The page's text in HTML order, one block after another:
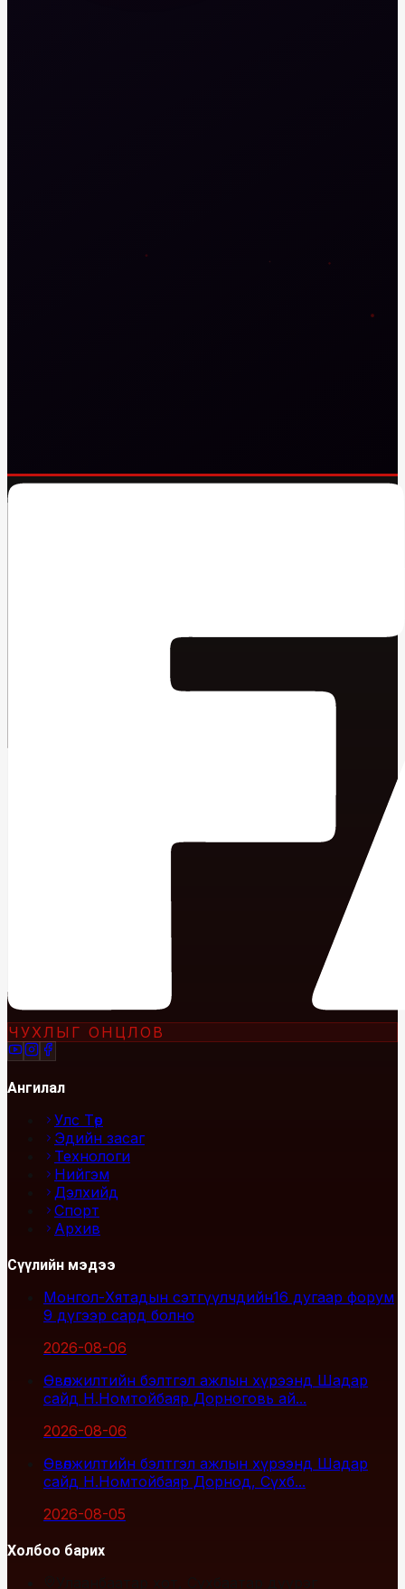
ЧУХЛЫГ ОНЦЛОВ
Ангилал
Улс Төр
Эдийн засаг
Технологи
Нийгэм
Дэлхийд
Спорт
Архив
Сүүлийн мэдээ
Монгол-Хятадын сэтгүүлчдийн16 дугаар форум
9 дүгээр сард болно
2026-08-06
Өвөлжилтийн бэлтгэл ажлын хүрээнд Шадар
сайд Н.Номтойбаяр Дорноговь ай...
2026-08-06
Өвөлжилтийн бэлтгэл ажлын хүрээнд Шадар
сайд Н.Номтойбаяр Дорнод, Сүхб...
2026-08-05
Холбоо барих